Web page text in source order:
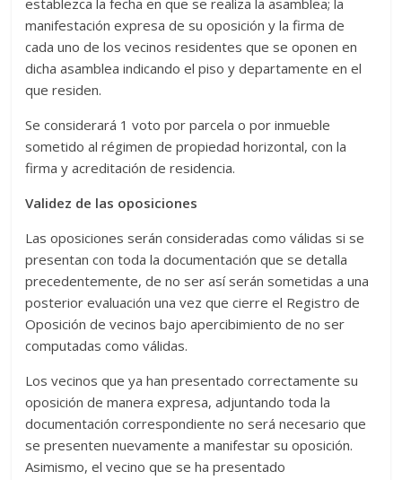
establezca la fecha en que se realiza la asamblea; la
manifestación expresa de su oposición y la firma de
cada uno de los vecinos residentes que se oponen en
dicha asamblea indicando el piso y departamente en el
que residen.
Se considerará 1 voto por parcela o por inmueble
sometido al régimen de propiedad horizontal, con la
firma y acreditación de residencia.
Validez de las oposiciones
Las oposiciones serán consideradas como válidas si se
presentan con toda la documentación que se detalla
precedentemente, de no ser así serán sometidas a una
posterior evaluación una vez que cierre el Registro de
Oposición de vecinos bajo apercibimiento de no ser
computadas como válidas.
Los vecinos que ya han presentado correctamente su
oposición de manera expresa, adjuntando toda la
documentación correspondiente no será necesario que
se presenten nuevamente a manifestar su oposición.
Asimismo, el vecino que se ha presentado